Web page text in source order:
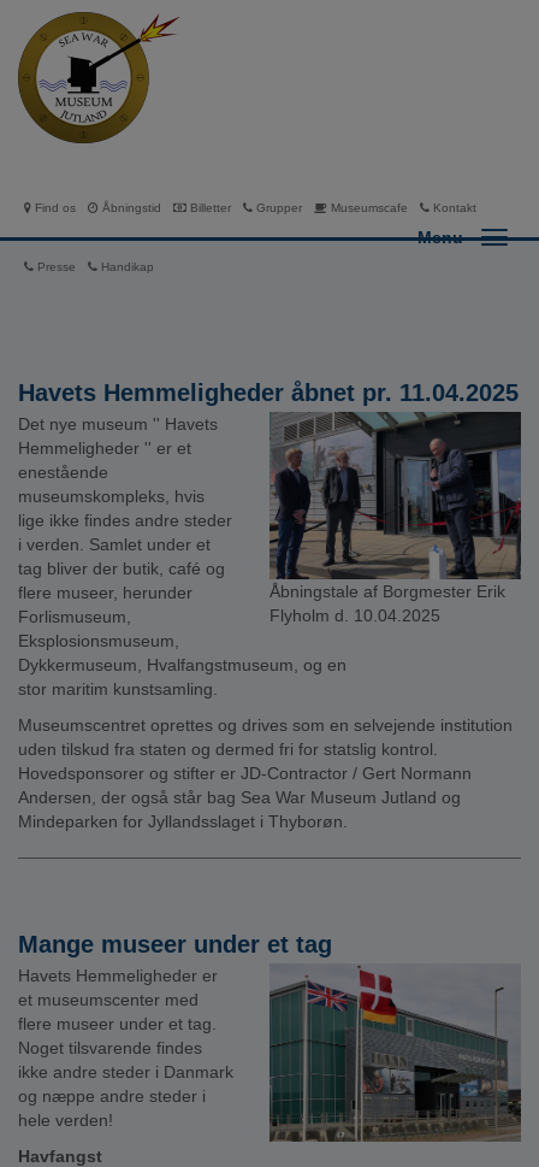
Find os Åbningstid Billetter Grupper Museumscafe Kontakt
Presse Handikap
Menu
Havets Hemmeligheder åbnet pr. 11.04.2025
Åbningstale af Borgmester Erik
Flyholm d. 10.04.2025
Det nye museum '' Havets
Hemmeligheder '' er et
enestående
museumskompleks, hvis
lige ikke findes andre steder
i verden. Samlet under et
tag bliver der butik, café og
flere museer, herunder
Forlismuseum,
Eksplosionsmuseum,
Dykkermuseum, Hvalfangstmuseum, og en
stor maritim kunstsamling.
Museumscentret oprettes og drives som en selvejende institution
uden tilskud fra staten og dermed fri for statslig kontrol.
Hovedsponsorer og stifter er JD-Contractor / Gert Normann
Andersen, der også står bag Sea War Museum Jutland og
Mindeparken for Jyllandsslaget i Thyborøn.
Mange museer under et tag
Havets Hemmeligheder er
et museumscenter med
flere museer under et tag.
Noget tilsvarende findes
ikke andre steder i Danmark
og næppe andre steder i
hele verden!
Havfangst